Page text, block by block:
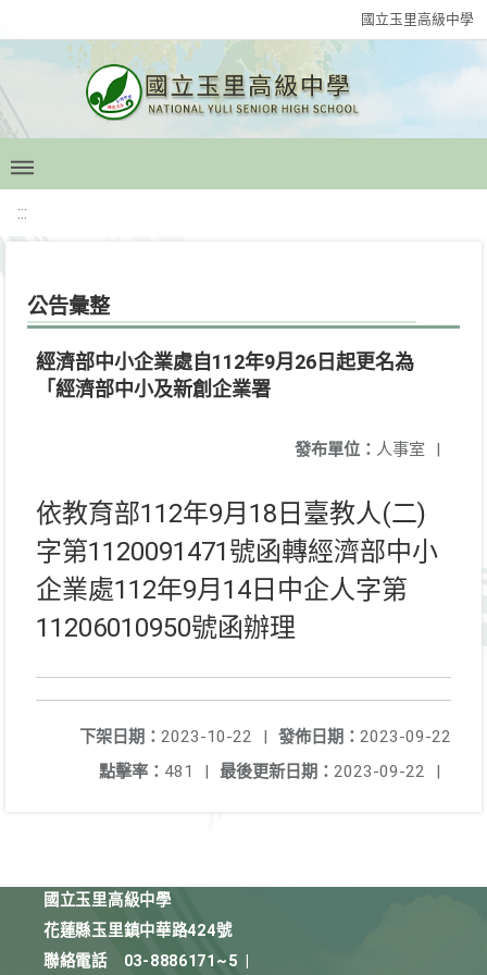
國立玉里高級中學
:::
公告彙整
經濟部中小企業處自112年9月26日起更名為
「經濟部中小及新創企業署
發布單位： 人事室 |
依教育部112年9月18日臺教人(二)
字第1120091471號函轉經濟部中小
企業處112年9月14日中企人字第
11206010950號函辦理
發佈日期： 2023-09-22
下架日期： 2023-10-22
|
最後更新日期： 2023-09-22 |
點擊率： 481 |
國立玉里高級中學
花蓮縣玉里鎮中華路424號
聯絡電話
03-8886171~5